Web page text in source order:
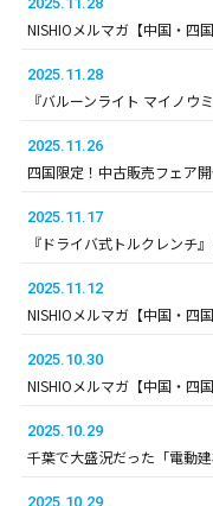
NISHIOメルマガ【中国・四
2025.11.28
『バルーンライト マイノウ
2025.11.26
四国限定！中古販売フェア
2025.11.17
『ドライバ式トルクレンチ
2025.11.12
NISHIOメルマガ【中国・四
2025.10.30
NISHIOメルマガ【中国・四
2025.10.29
千葉で大盛況だった「電動
2025.10.29